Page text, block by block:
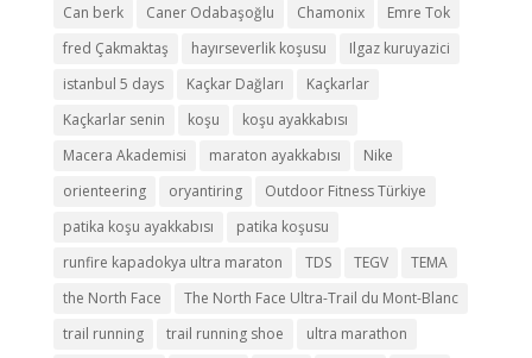
Can berk
Caner Odabaşoğlu Chamonix
Emre Tok
fred Çakmaktaş
hayırseverlik koşusu
Ilgaz kuruyazici
istanbul 5 days
Kaçkar Dağları
Kaçkarlar
Kaçkarlar senin
koşu
koşu ayakkabısı
Macera Akademisi
maraton ayakkabısı
Nike
orienteering
oryantiring
Outdoor Fitness Türkiye
patika koşu ayakkabısı
patika koşusu
runfire kapadokya ultra maraton
TDS TEGV
TEMA
the North Face
The North Face Ultra-Trail du Mont-Blanc
trail running
trail running shoe ultra marathon